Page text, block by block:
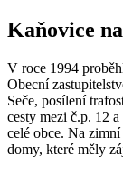
Kaňovice
V roce 1994
Obecní
Seče, posílení
cesty mezi č.p. 12
celé obce. Na
domy, které měly